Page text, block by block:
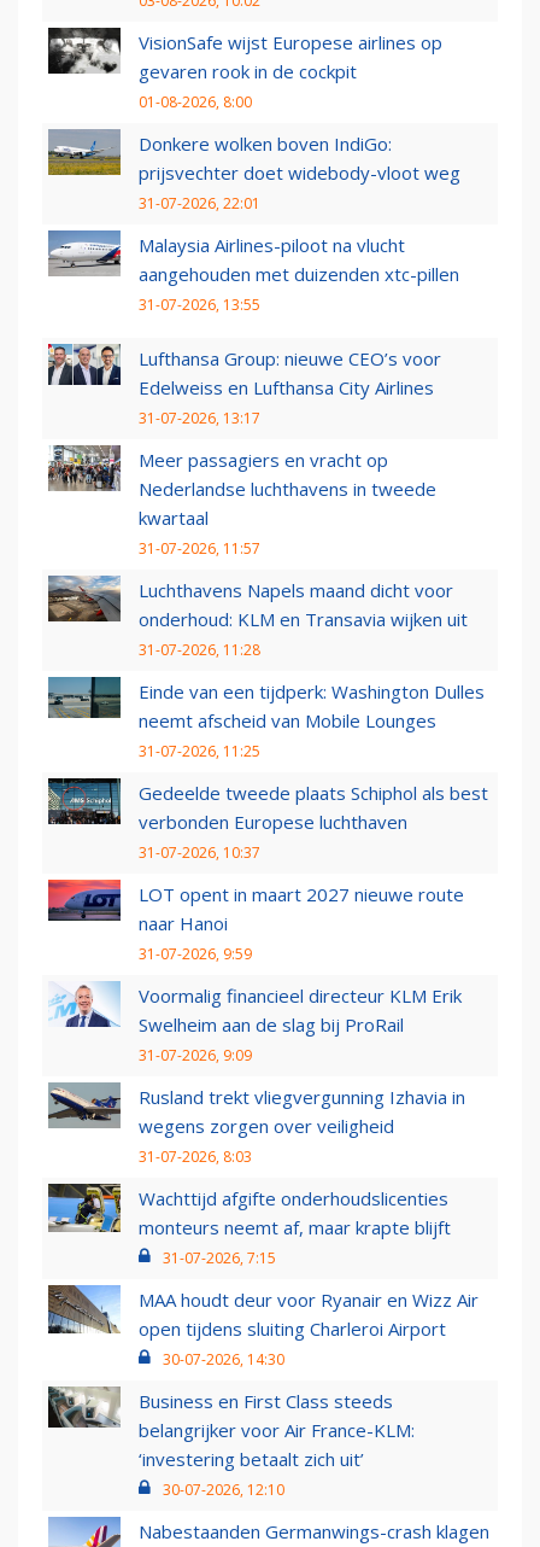
VisionSafe wijst Europese airlines op
gevaren rook in de cockpit
01-08-2026, 8:00
Donkere wolken boven IndiGo:
prijsvechter doet widebody-vloot weg
31-07-2026, 22:01
Malaysia Airlines-piloot na vlucht
aangehouden met duizenden xtc-pillen
31-07-2026, 13:55
Lufthansa Group: nieuwe CEO’s voor
Edelweiss en Lufthansa City Airlines
31-07-2026, 13:17
Meer passagiers en vracht op
Nederlandse luchthavens in tweede
kwartaal
31-07-2026, 11:57
Luchthavens Napels maand dicht voor
onderhoud: KLM en Transavia wijken uit
31-07-2026, 11:28
Einde van een tijdperk: Washington Dulles
neemt afscheid van Mobile Lounges
31-07-2026, 11:25
Gedeelde tweede plaats Schiphol als best
verbonden Europese luchthaven
31-07-2026, 10:37
LOT opent in maart 2027 nieuwe route
naar Hanoi
31-07-2026, 9:59
Voormalig financieel directeur KLM Erik
Swelheim aan de slag bij ProRail
31-07-2026, 9:09
Rusland trekt vliegvergunning Izhavia in
wegens zorgen over veiligheid
31-07-2026, 8:03
Wachttijd afgifte onderhoudslicenties
monteurs neemt af, maar krapte blijft
31-07-2026, 7:15
MAA houdt deur voor Ryanair en Wizz Air
open tijdens sluiting Charleroi Airport
30-07-2026, 14:30
Business en First Class steeds
belangrijker voor Air France-KLM:
‘investering betaalt zich uit’
30-07-2026, 12:10
Nabestaanden Germanwings-crash klagen